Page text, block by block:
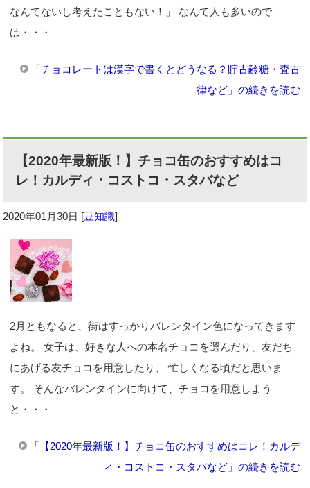
なんてないし考えたこともない！」 なんて人も多いので
は・・・
「チョコレートは漢字で書くとどうなる？貯古齢糖・査古
律など」の続きを読む
【2020年最新版！】チョコ缶のおすすめはコ
レ！カルディ・コストコ・スタバなど
2020年01月30日 [豆知識]
2月ともなると、街はすっかりバレンタイン色になってきます
よね。 女子は、好きな人への本名チョコを選んだり、友だち
にあげる友チョコを用意したり、 忙しくなる頃だと思いま
す。 そんなバレンタインに向けて、チョコを用意しよう
と・・・
「【2020年最新版！】チョコ缶のおすすめはコレ！カルデ
ィ・コストコ・スタバなど」の続きを読む